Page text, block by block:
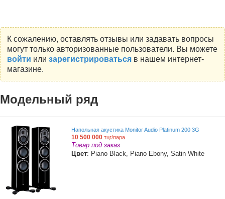
К сожалению, оставлять отзывы или задавать вопросы
могут только авторизованные пользователи. Вы можете
войти или зарегистрироватьсяв нашем интернет-
магазине.
Модельный ряд
Напольная акустика Monitor Audio Platinum 200 3G
10 500 000 тңг/пара
Товар под заказ
Цвет: Piano Black, Piano Ebony, Satin White